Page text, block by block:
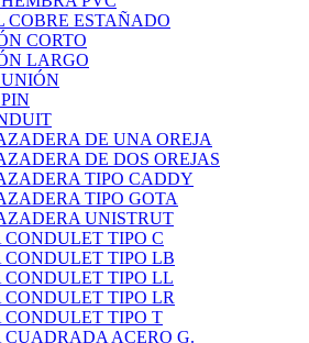
COBRE ESTAÑADO
CORTO
LARGO
DE UNA OREJA
DE DOS OREJAS
TIPO CADDY
TIPO GOTA
UNISTRUT
CONDULET TIPO C
CONDULET TIPO LB
CONDULET TIPO LL
CONDULET TIPO LR
CONDULET TIPO T
CUADRADA ACERO G.